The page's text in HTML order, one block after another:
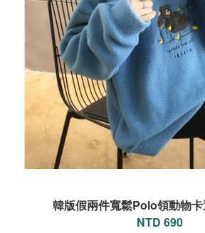
韓版假兩件寬鬆Polo領動物
NTD 690